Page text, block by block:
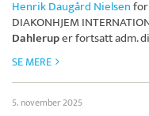
Henrik Daugård Nielsen
DIAKONHJEM
Dahleruper fortsatt adm.
SE MERE
5. november 2025